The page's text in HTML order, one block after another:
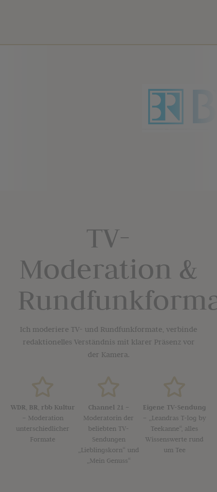
TV-
Moderation &
Ich moderiere TV- und Rundfunkformate, verbinde
redaktionelles Verständnis mit klarer Präsenz vor
der Kamera.
WDR, BR, rbb Kultur
– Moderation
unterschiedlicher
Formate
Channel 21 –
Moderatorin der
beliebten TV-
Sendungen
„Lieblingskorn“ und
„Mein Genuss“
Eigene TV-Sendung
– „Leandras T-log by
Teekanne“, alles
Wissenswerte rund
um Tee